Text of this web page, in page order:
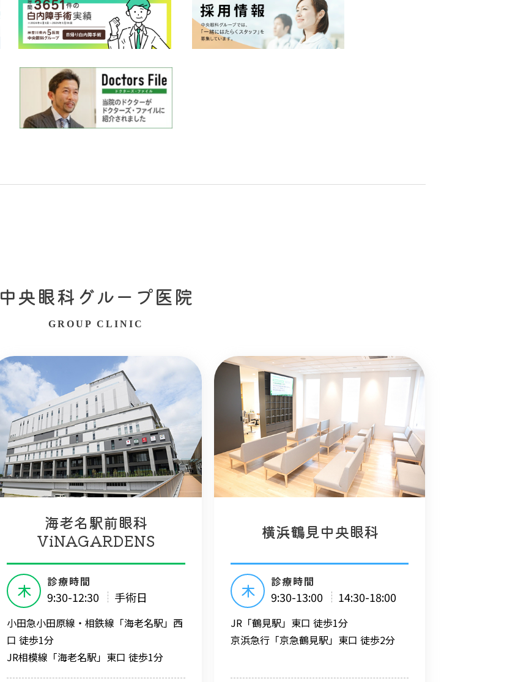
中央眼科グループ医院
GROUP CLINIC
海老名駅前眼科
ViNAGARDENS
木 診療時間
9:30-12:30 手術日
小田急小田原線・相鉄線「海老名駅」西
口 徒歩1分
JR相模線「海老名駅」東口 徒歩1分
横浜鶴見中央眼科
木 診療時間
9:30-13:00 14:30-18:00
JR「鶴見駅」東口 徒歩1分
京浜急行「京急鶴見駅」東口 徒歩2分